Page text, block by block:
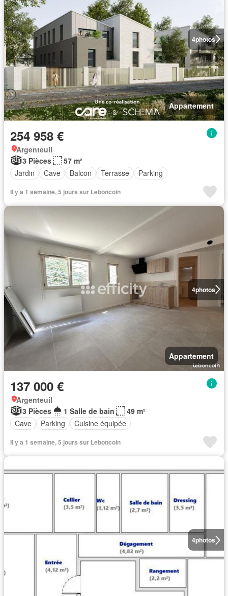
4photos
Appartement
254 958 €
Argenteuil
3 Pièces
57 m²
Jardin
Cave Balcon Terrasse Parking
Il y a 1 semaine, 5 jours sur Leboncoin
4photos
Appartement
137 000 €
Argenteuil
3 Pièces
1 Salle de bain
49 m²
Cave
Parking Cuisine équipée
Il y a 1 semaine, 5 jours sur Leboncoin
4photos